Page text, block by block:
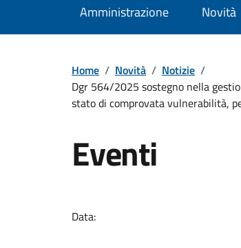
Amministrazione Novità
Home / Novità / Notizie /
Dgr 564/2025 sostegno nella
stato di comprovata vulnerabilità,
Eventi
Data: